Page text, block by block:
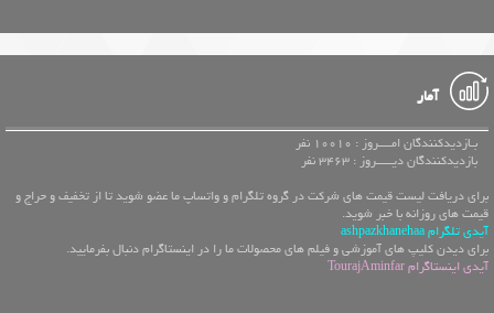
آمار
بـازدیدکنندگان امــــروز : 10010 نفر
بازدیدکنندگان دیـــــروز : 3463 نفر
برای دریافت لیست قیمت های شرکت در گروه تلگرام و واتساپ ما عضو شوید تا از تخفیف و حراج و
قیمت های روزانه با خبر شوید.
آیدی تلگرام ashpazkhanehaa
برای دیدن کلیپ های آموزشی و فیلم های محصولات ما را در اینستاگرام دنبال بفرمایید.
آیدی اینستاگرام TourajAminfar